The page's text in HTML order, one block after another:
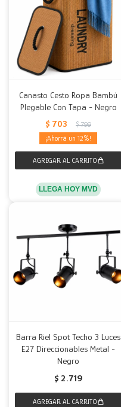
Canasto Cesto Ropa Bambú
Plegable Con Tapa - Negro
$ 703 $ 799
12
LLEGA HOY MVD
Barra Riel Spot Techo 3 Luces
E27 Direccionables Metal -
Negro
$ 2.719